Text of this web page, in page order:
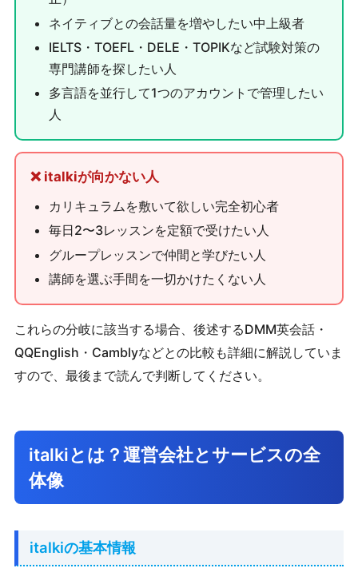
ネイティブとの会話量を増やしたい中上級者
IELTS・TOEFL・DELE・TOPIKなど試験対策の
専門講師を探したい人
多言語を並行して1つのアカウントで管理したい
人
❌ italkiが向かない人
カリキュラムを敷いて欲しい完全初心者
毎日2〜3レッスンを定額で受けたい人
グループレッスンで仲間と学びたい人
講師を選ぶ手間を一切かけたくない人
これらの分岐に該当する場合、後述するDMM英会話・
QQEnglish・Camblyなどとの比較も詳細に解説していま
すので、最後まで読んで判断してください。
italkiとは？運営会社とサービスの全
体像
italkiの基本情報